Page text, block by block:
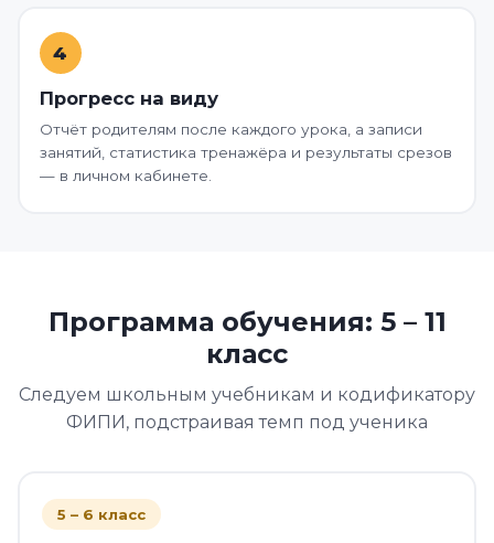
4
Прогресс на виду
Отчёт родителям после каждого урока, а записи
занятий, статистика тренажёра и результаты срезов
— в личном кабинете.
Программа обучения: 5 – 11
класс
Следуем школьным учебникам и кодификатору
ФИПИ, подстраивая темп под ученика
5 – 6 класс